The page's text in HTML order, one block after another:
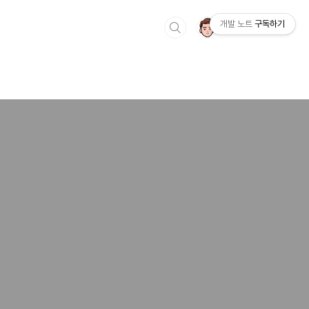
개발 노트 구독하기